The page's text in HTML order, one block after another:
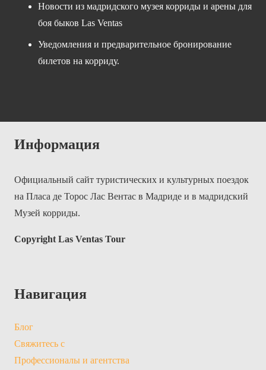
Новости из мадридского музея корриды и арены для
боя быков Las Ventas
Уведомления и предварительное бронирование
билетов на корриду.
Информация
Официальный сайт туристических и культурных поездок
на Пласа де Торос Лас Вентас в Мадриде и в мадридский
Музей корриды.
Copyright Las Ventas Tour
Навигация
Блог
Свяжитесь с
Профессионалы и агентства